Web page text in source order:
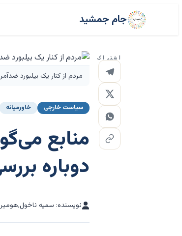
جام جمشید
اشتراک
مردم از کنار یک بیلبورد
سیاست خارجی خاورمیانه
منابع
دوباره
نویسنده: سمیه